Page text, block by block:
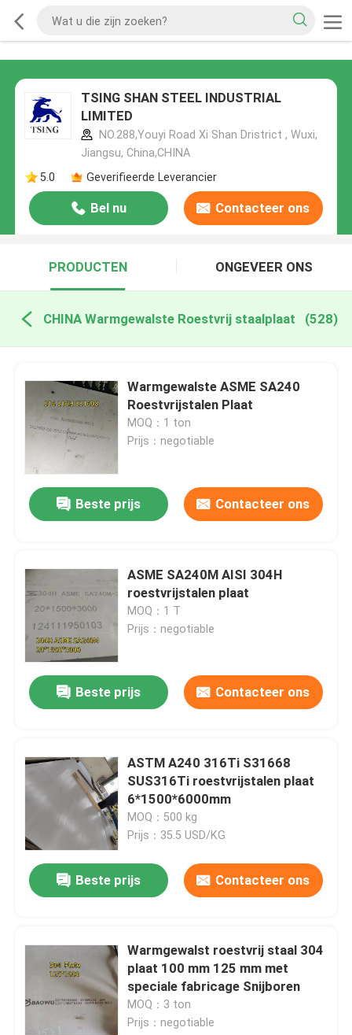
TSING SHAN STEEL INDUSTRIAL
LIMITED
NO.288,Youyi Road Xi Shan Dristrict , Wuxi,
Jiangsu, China,CHINA
5.0
Geverifieerde Leverancier
Bel nu Contacteer ons
PRODUCTEN ONGEVEER ONS
CHINA Warmgewalste Roestvrij staalplaat (528)
Warmgewalste ASME SA240
Roestvrijstalen Plaat
MOQ：1 ton
Prijs：negotiable
Beste prijs Contacteer ons
ASME SA240M AISI 304H
roestvrijstalen plaat
MOQ：1 T
Prijs：negotiable
Beste prijs Contacteer ons
ASTM A240 316Ti S31668
SUS316Ti roestvrijstalen plaat
6*1500*6000mm
MOQ：500 kg
Prijs：35.5 USD/KG
Beste prijs Contacteer ons
Warmgewalst roestvrij staal 304
plaat 100 mm 125 mm met
speciale fabricage Snijboren
MOQ：3 ton
Prijs：negotiable